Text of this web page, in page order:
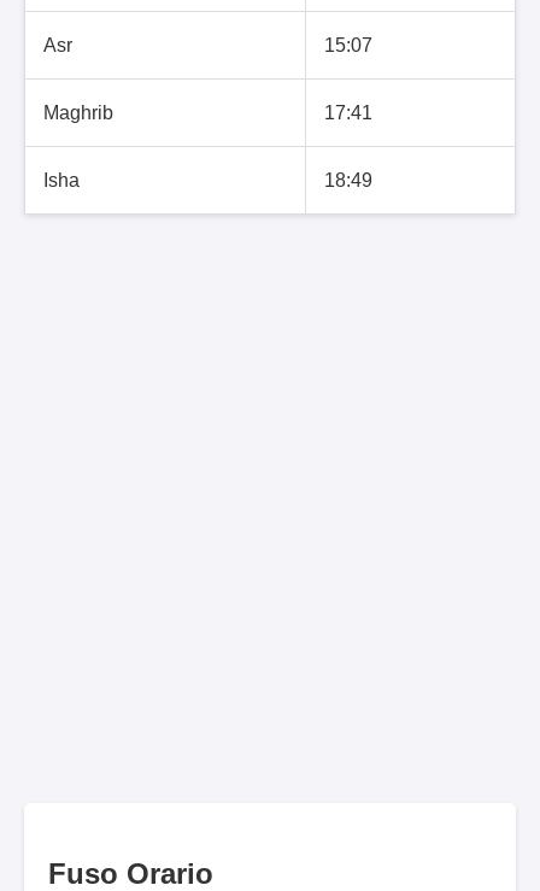
Asr 15:07
Maghrib 17:41
Isha 18:49
Fuso Orario